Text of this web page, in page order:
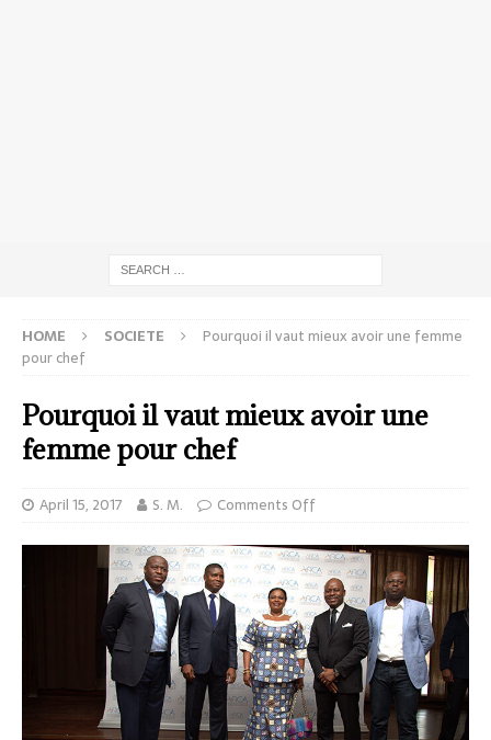
HOME SOCIETE
Pourquoi il vaut mieux avoir une femme
pour chef
Pourquoi il vaut mieux avoir une
femme pour chef
April 15, 2017 S. M. Comments Off